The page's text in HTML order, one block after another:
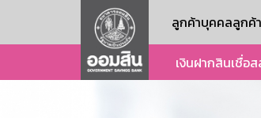
ลูกค้าบุคคลลูกค้
เงินฝากสินเชื่อ